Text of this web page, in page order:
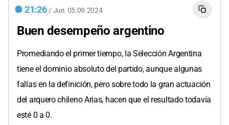
21:26 / Jue. 05.09.2024
Buen desempeño argentino
Promediando el primer tiempo, la Selección Argentina
tiene el dominio absoluto del partido, aunque algunas
fallas en la definición, pero sobre todo la gran actuación
del arquero chileno Arias, hacen que el resultado todavía
esté 0 a 0.